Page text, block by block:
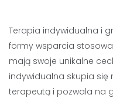
Terapia indywidualna i
formy wsparcia
mają swoje unikalne
indywidualna skupia
terapeutą i pozwala na